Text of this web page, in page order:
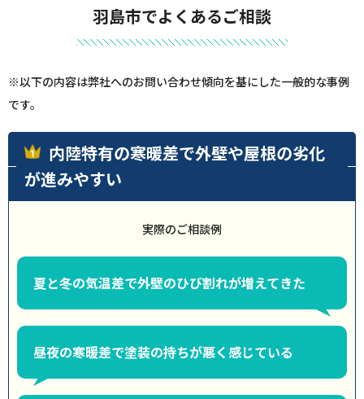
羽島市でよくあるご相談
※以下の内容は弊社へのお問い合わせ傾向を基にした一般的な事例
です。
内陸特有の寒暖差で外壁や屋根の劣化
が進みやすい
実際のご相談例
夏と冬の気温差で外壁のひび割れが増えてきた
昼夜の寒暖差で塗装の持ちが悪く感じている